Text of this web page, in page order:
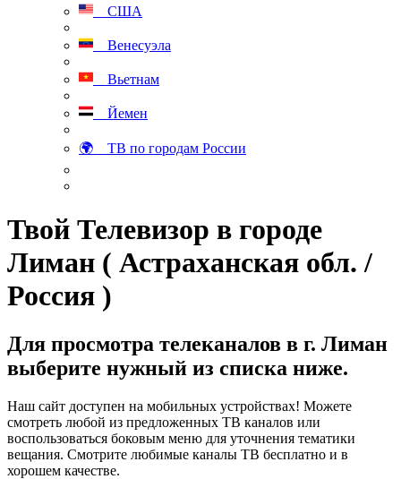
США
Венесуэла
Вьетнам
Йемен
🌍 ТВ по городам России
Твой Телевизор в городе
Лиман ( Астраханская обл. /
Россия )
Для просмотра телеканалов в г. Лиман
выберите нужный из списка ниже.
Наш сайт доступен на мобильных устройствах! Можете
смотреть любой из предложенных ТВ каналов или
воспользоваться боковым меню для уточнения тематики
вещания. Смотрите любимые каналы ТВ бесплатно и в
хорошем качестве.